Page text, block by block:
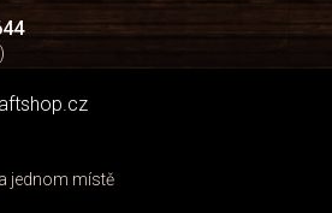
jednom místě